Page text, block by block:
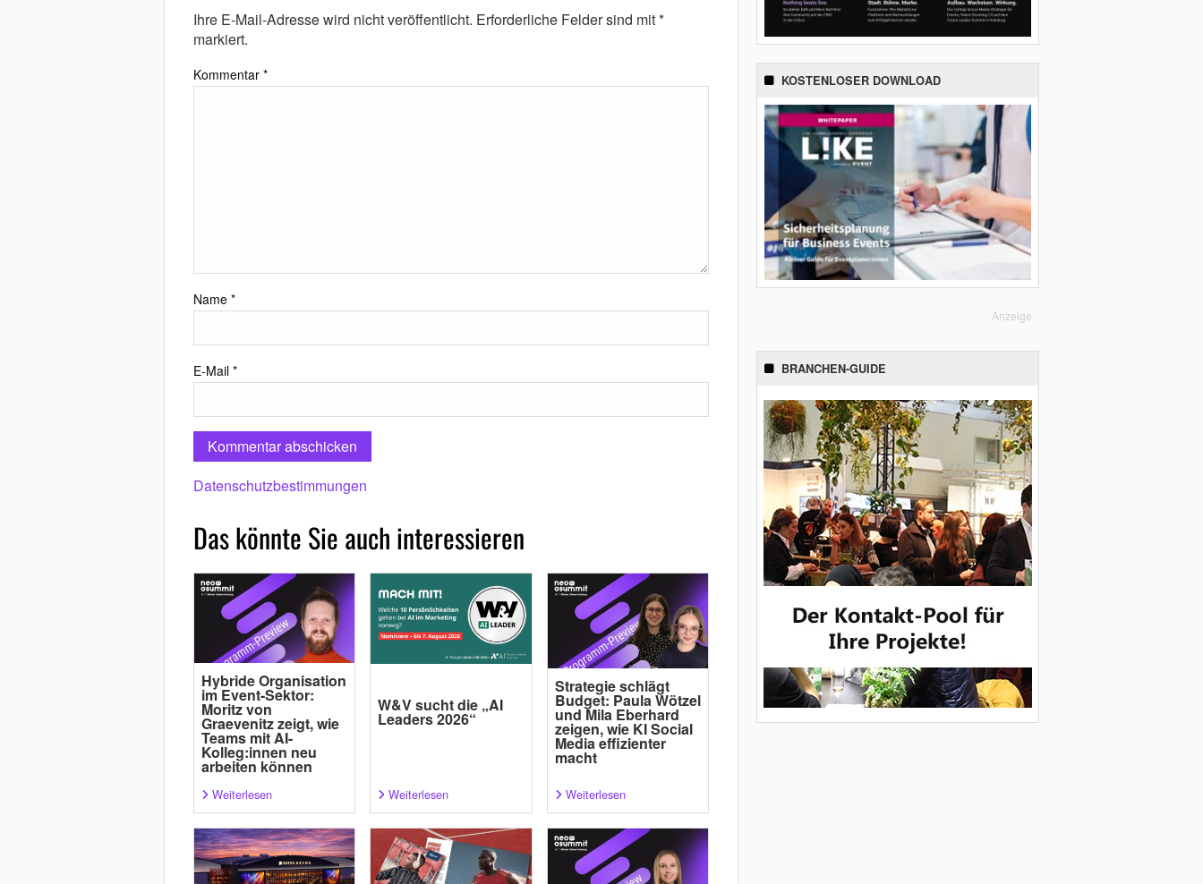
Ihre E-Mail-Adresse wird nicht veröffentlicht. Erforderliche Felder sind mit*
markiert.
Kommentar *
Name *
E-Mail *
Datenschutzbestimmungen
Das könnte Sie auch interessieren
Hybride Organisation
im Event-Sektor:
Moritz von
Graevenitz zeigt, wie
Teams mit AI-
Kolleg:innen neu
arbeiten können
Weiterlesen
W&V sucht die „AI
Leaders 2026“
Weiterlesen
Strategie schlägt
Budget: Paula Wötzel
und Mila Eberhard
zeigen, wie KI Social
Media effizienter
macht
Weiterlesen
KOSTENLOSER DOWNLOAD
Anzeige
BRANCHEN-GUIDE